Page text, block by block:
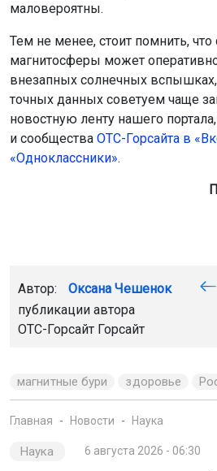
маловероятны.
Тем не менее, стоит помнить, что
магнитосферы может
внезапных солнечных
точных данных советуем чаще
новостную ленту нашего
и сообщества ОТС- Горсайта в
«Одноклассники».
Автор: Оксана Чешенок
публикации автора
ОТС-Горсайт Горсайт
магнитные бури здоровье
Главная Новости Наука
Наука 6 августа 2026 - 06:30